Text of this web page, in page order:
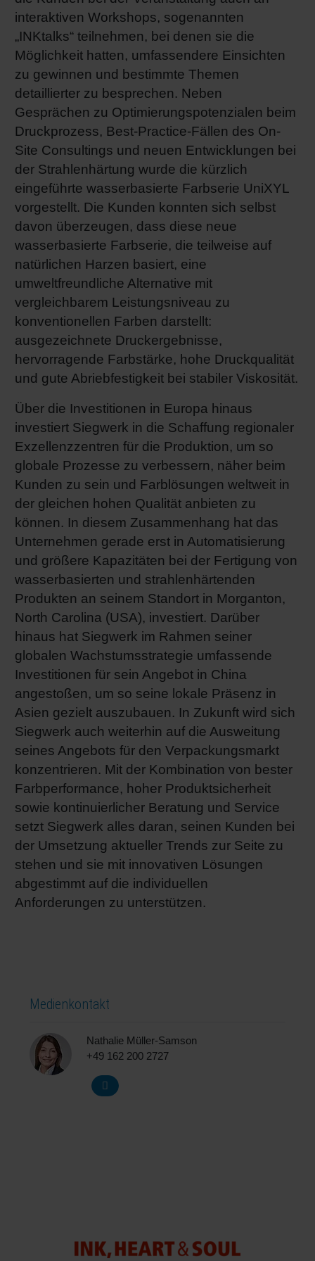
interaktiven Workshops, sogenannten
„INKtalks“ teilnehmen, bei denen sie die
Möglichkeit hatten, umfassendere Einsichten
zu gewinnen und bestimmte Themen
detaillierter zu besprechen. Neben
Gesprächen zu Optimierungspotenzialen beim
Druckprozess, Best-Practice-Fällen des On-
Site Consultings und neuen Entwicklungen bei
der Strahlenhärtung wurde die kürzlich
eingeführte wasserbasierte Farbserie UniXYL
vorgestellt. Die Kunden konnten sich selbst
davon überzeugen, dass diese neue
wasserbasierte Farbserie, die teilweise auf
natürlichen Harzen basiert, eine
umweltfreundliche Alternative mit
vergleichbarem Leistungsniveau zu
konventionellen Farben darstellt:
ausgezeichnete Druckergebnisse,
hervorragende Farbstärke, hohe Druckqualität
und gute Abriebfestigkeit bei stabiler Viskosität.
Über die Investitionen in Europa hinaus
investiert Siegwerk in die Schaffung regionaler
Exzellenzzentren für die Produktion, um so
globale Prozesse zu verbessern, näher beim
Kunden zu sein und Farblösungen weltweit in
der gleichen hohen Qualität anbieten zu
können. In diesem Zusammenhang hat das
Unternehmen gerade erst in Automatisierung
und größere Kapazitäten bei der Fertigung von
wasserbasierten und strahlenhärtenden
Produkten an seinem Standort in Morganton,
North Carolina (USA), investiert. Darüber
hinaus hat Siegwerk im Rahmen seiner
globalen Wachstumsstrategie umfassende
Investitionen für sein Angebot in China
angestoßen, um so seine lokale Präsenz in
Asien gezielt auszubauen. In Zukunft wird sich
Siegwerk auch weiterhin auf die Ausweitung
seines Angebots für den Verpackungsmarkt
konzentrieren. Mit der Kombination von bester
Farbperformance, hoher Produktsicherheit
sowie kontinuierlicher Beratung und Service
setzt Siegwerk alles daran, seinen Kunden bei
der Umsetzung aktueller Trends zur Seite zu
stehen und sie mit innovativen Lösungen
abgestimmt auf die individuellen
Anforderungen zu unterstützen.
Medienkontakt
Nathalie Müller-Samson
+49 162 200 2727